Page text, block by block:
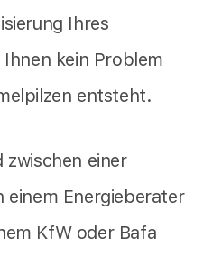
Ihres
kein Problem
entsteht.
zwischen einer
einem Energieberater
KfW oder Bafa